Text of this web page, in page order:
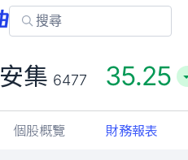
安集 6477 35.25
個股概覽 財務報表